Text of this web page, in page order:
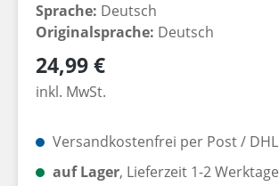
Sprache: Deutsch
Originalsprache: Deutsch
Regulärer Preis:
24,99 €
inkl. MwSt.
Versandkostenfrei per Post / DHL
auf Lager, Lieferzeit 1-2 Werktage